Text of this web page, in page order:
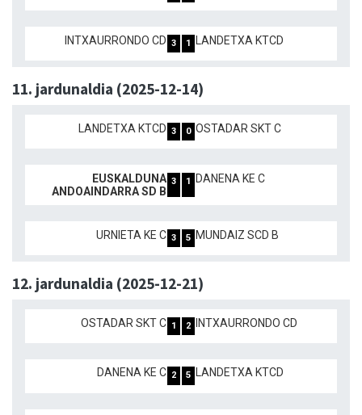
INTXAURRONDO CD 3 1 LANDETXA KTCD
11. jardunaldia (2025-12-14)
LANDETXA KTCD 3 0 OSTADAR SKT C
EUSKALDUNA
ANDOAINDARRA SD B
3 1 DANENA KE C
URNIETA KE C 3 5 MUNDAIZ SCD B
12. jardunaldia (2025-12-21)
OSTADAR SKT C 1 2 INTXAURRONDO CD
DANENA KE C 2 5 LANDETXA KTCD